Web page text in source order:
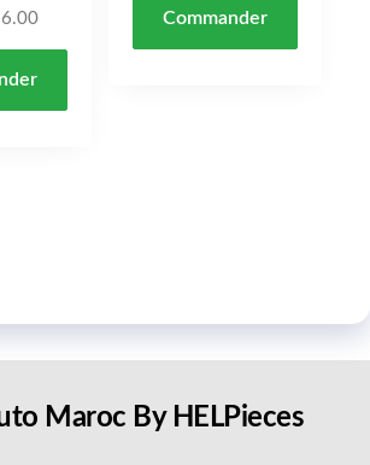
Commander
Maroc By HELPieces